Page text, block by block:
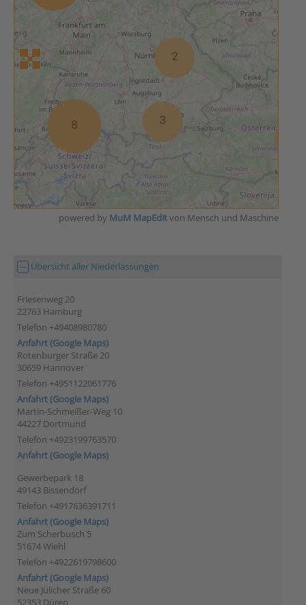
powered by MuM MapEditvon Mensch und Maschine
Übersicht aller Niederlassungen
Friesenweg 20
22763 Hamburg
Telefon +49408980780
Anfahrt (Google Maps)
Rotenburger Straße 20
30659 Hannover
Telefon +4951122061776
Anfahrt (Google Maps)
Martin-Schmeißer-Weg 10
44227 Dortmund
Telefon +4923199763570
Anfahrt (Google Maps)
Gewerbepark 18
49143 Bissendorf
Telefon +4917636391711
Anfahrt (Google Maps)
Zum Scherbusch 5
51674 Wiehl
Telefon +4922619798600
Anfahrt (Google Maps)
Neue Jülicher Straße 60
52353 Düren